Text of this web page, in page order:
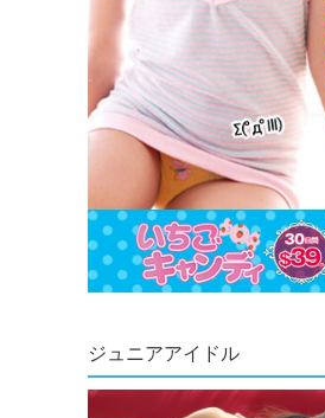
ジュニアアイドル